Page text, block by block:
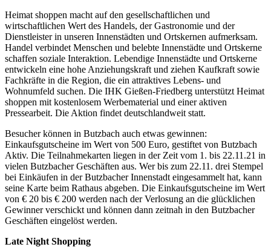
Heimat shoppen macht auf den gesellschaftlichen und
wirtschaftlichen Wert des Handels, der Gastronomie und der
Dienstleister in unseren Innenstädten und Ortskernen aufmerksam.
Handel verbindet Menschen und belebte Innenstädte und Ortskerne
schaffen soziale Interaktion. Lebendige Innenstädte und Ortskerne
entwickeln eine hohe Anziehungskraft und ziehen Kaufkraft sowie
Fachkräfte in die Region, die ein attraktives Lebens- und
Wohnumfeld suchen. Die IHK Gießen-Friedberg unterstützt Heimat
shoppen mit kostenlosem Werbematerial und einer aktiven
Pressearbeit. Die Aktion findet deutschlandweit statt.
Besucher können in Butzbach auch etwas gewinnen:
Einkaufsgutscheine im Wert von 500 Euro, gestiftet von Butzbach
Aktiv. Die Teilnahmekarten liegen in der Zeit vom 1. bis 22.11.21 in
vielen Butzbacher Geschäften aus. Wer bis zum 22.11. drei Stempel
bei Einkäufen in der Butzbacher Innenstadt eingesammelt hat, kann
seine Karte beim Rathaus abgeben. Die Einkaufsgutscheine im Wert
von € 20 bis € 200 werden nach der Verlosung an die glücklichen
Gewinner verschickt und können dann zeitnah in den Butzbacher
Geschäften eingelöst werden.
Late Night Shopping